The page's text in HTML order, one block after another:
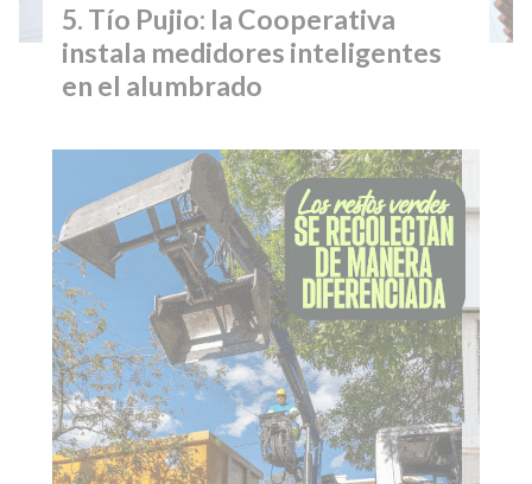
Tío Pujio: la Cooperativa
instala medidores inteligentes
en el alumbrado